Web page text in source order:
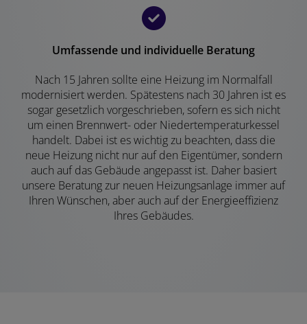
Umfassende und individuelle Beratung
Nach 15 Jahren sollte eine Heizung im Normalfall
modernisiert werden. Spätestens nach 30 Jahren ist es
sogar gesetzlich vorgeschrieben, sofern es sich nicht
um einen Brennwert- oder Niedertemperaturkessel
handelt. Dabei ist es wichtig zu beachten, dass die
neue Heizung nicht nur auf den Eigentümer, sondern
auch auf das Gebäude angepasst ist. Daher basiert
unsere Beratung zur neuen Heizungsanlage immer auf
Ihren Wünschen, aber auch auf der Energieeffizienz
Ihres Gebäudes.